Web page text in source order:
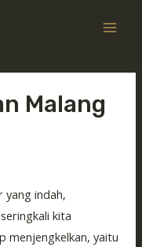
Malang
yang indah,
kita
menjengkelkan, yaitu